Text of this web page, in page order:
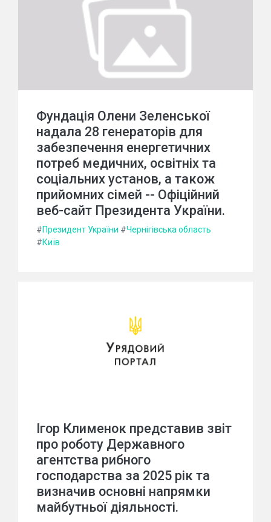
Фундація Олени Зеленської
надала 28 генераторів для
забезпечення енергетичних
потреб медичних, освітніх та
соціальних установ, а також
прийомних сімей -- Офіційний
веб-сайт Президента України.
#Президент України #Чернігівська область
#Київ
Ігор Клименок представив звіт
про роботу Державного
агентства рибного
господарства за 2025 рік та
визначив основні напрямки
майбутньої діяльності.